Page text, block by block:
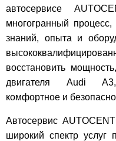
автосервисе
многогранный
знаний, опыта и
восстановить
двигателя Audi
комфортное и
Автосервис
широкий спектр услуг